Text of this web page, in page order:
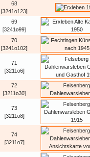
68
[3241o123]
69
[3241o99]
70
[3241o102]
71
[3211o6]
72
[3211o30]
73
[3211o8]
74
[3211o7]